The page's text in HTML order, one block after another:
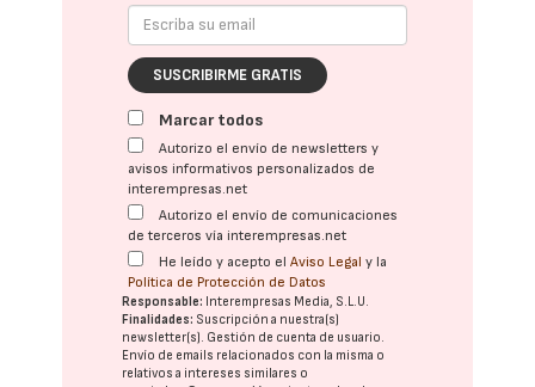
SUSCRIBIRME GRATIS
Marcar todos
Autorizo el envío de newsletters y
avisos informativos personalizados de
interempresas.net
Autorizo el envío de comunicaciones
de terceros vía interempresas.net
He leído y acepto elAviso Legal y la
Política de Protección de Datos
Responsable: Interempresas Media, S.L.U.
Finalidades: Suscripción a nuestra(s)
newsletter(s). Gestión de cuenta de usuario.
Envío de emails relacionados con la misma o
relativos a intereses similares o